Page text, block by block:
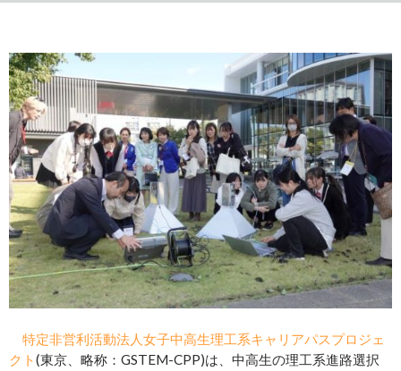
特定非営利活動法人女子中高生理工系キャリアパスプロジェ
クト(東京、略称：GSTEM-CPP)は、中高生の理工系進路選択